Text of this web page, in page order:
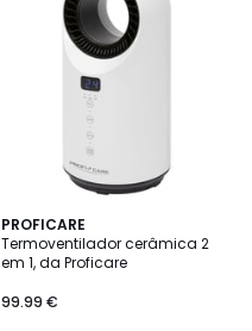
PROFICARE
Termoventilador cerâmica 2
em 1, da Proficare
99.99 €